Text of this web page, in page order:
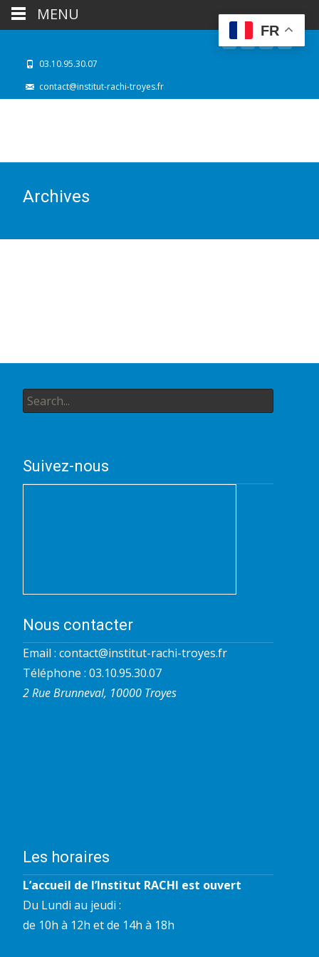
03.10.95.30.07
contact@institut-rachi-troyes.fr
Archives
Search
for:
Suivez-nous
Nous contacter
Email : contact@institut-rachi-troyes.fr
Téléphone : 03.10.95.30.07
2 Rue Brunneval, 10000 Troyes
Les horaires
L’accueil de l’Institut RACHI est ouvert
Du Lundi au jeudi :
de 10h à 12h et de 14h à 18h
FR
MENU